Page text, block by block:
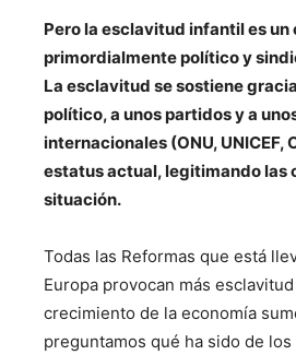
Pero la esclavitud infantil es un
primordialmente político y
La esclavitud se sostiene
político, a unos partidos y a
internacionales (ONU, UNICEF,
estatus actual, legitimando las
situación.
Todas las Reformas que está
Europa provocan más
crecimiento de la economía
preguntamos qué ha sido de los